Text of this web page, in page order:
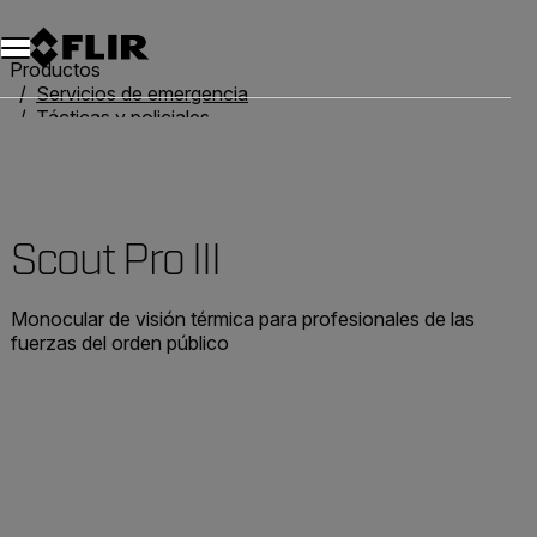
Unread messages
Modelo
Eliminar
artículos
artículo
Añadir al carro
Añadido al carro
Productos
Servicios de emergencia
Tácticas y policiales
Scout Pro III
Monocular de visión térmica para profesionales de las
fuerzas del orden público